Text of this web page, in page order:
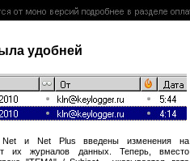
удобней
Net и Net Plus введены изменения на
их журналов данных. Теперь, вместо